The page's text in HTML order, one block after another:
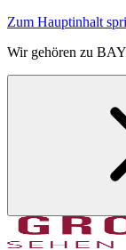
Zum Hauptinhalt
Wir gehören zu